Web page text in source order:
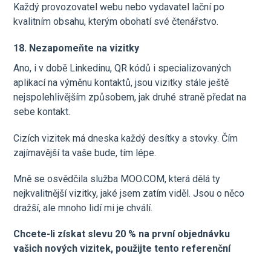
Každý provozovatel webu nebo vydavatel lační po
kvalitním obsahu, kterým obohatí své čtenářstvo.
18. Nezapomeňte na vizitky
Ano, i v době Linkedinu, QR kódů i specializovaných
aplikací na výměnu kontaktů, jsou vizitky stále ještě
nejspolehlivějším způsobem, jak druhé straně předat na
sebe kontakt.
Cizích vizitek má dneska každý desítky a stovky. Čím
zajímavější ta vaše bude, tím lépe.
Mně se osvědčila služba MOO.COM, která dělá ty
nejkvalitnější vizitky, jaké jsem zatím viděl. Jsou o něco
dražší, ale mnoho lidí mi je chválí.
Chcete-li získat slevu 20 % na první objednávku
vašich nových vizitek, použijte tento referenční